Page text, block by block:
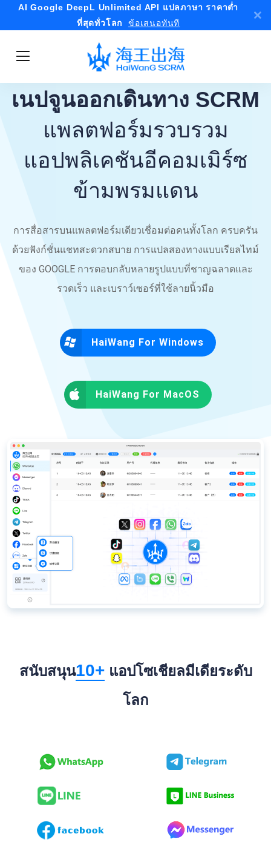
AI Google DeepL Unlimited API แปลภาษา ราคาต่ำ
ที่สุดทั่วโลก
ข้อเสนอทันที
เนปจูนออกเดินทาง SCRM
แพลตฟอร์มรวบรวม
แอปพลิเคชันอีคอมเมิร์ซ
ข้ามพรมแดน
การสื่อสารบนแพลตฟอร์มเดียวเชื่อมต่อคนทั้งโลก ครบครัน
ด้วยฟังก์ชั่นแชทสะดวกสบาย การแปลสองทางแบบเรียลไทม์
ของ GOOGLE การตอบกลับหลายรูปแบบที่ชาญฉลาดและ
รวดเร็ว และเบราว์เซอร์ที่ใช้ลายนิ้วมือ
HaiWang For Windows
HaiWang For MacOS
สนับสนุน10+แอปโซเชียลมีเดียระดับ
โลก